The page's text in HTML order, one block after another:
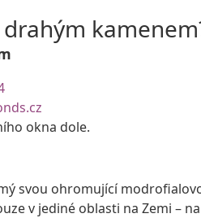
okna dole.
svou ohromující
v jediné oblasti na Zemi –